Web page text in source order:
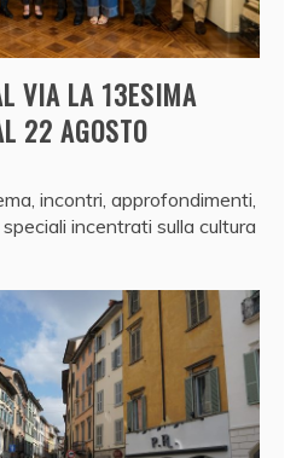
VIA LA 13ESIMA
22 AGOSTO
incontri, approfondimenti,
incentrati sulla cultura